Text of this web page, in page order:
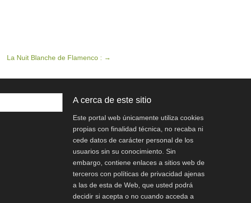
La Nuit Blanche de Flamenco : →
A cerca de este sitio
Este portal web únicamente utiliza cookies
propias con finalidad técnica, no recaba ni
cede datos de carácter personal de los
usuarios sin su conocimiento. Sin
embargo, contiene enlaces a sitios web de
terceros con políticas de privacidad ajenas
a las de esta de Web, que usted podrá
decidir si acepta o no cuando acceda a